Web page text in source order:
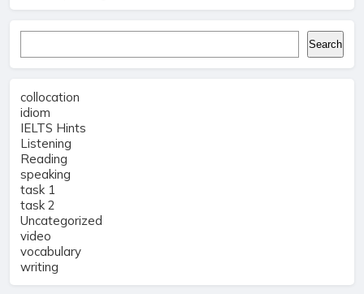
Search
collocation
idiom
IELTS Hints
Listening
Reading
speaking
task 1
task 2
Uncategorized
video
vocabulary
writing